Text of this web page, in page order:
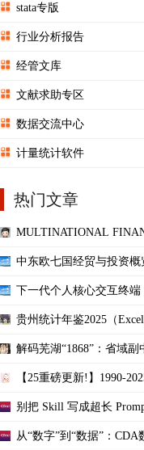
stata专版
行业分析报告
经管文库
文献求助专区
数据交流中心
计量统计软件
热门文章
MULTINATIONAL
中东欧七国经贸与投资概
下一代个人核心交互终端
贵州统计年鉴2025（Excel
解码芜湖“1868”：省域
【25重磅更新!】1990-
别把 Skill 写成超长
从“数字”到“数据”：CDA